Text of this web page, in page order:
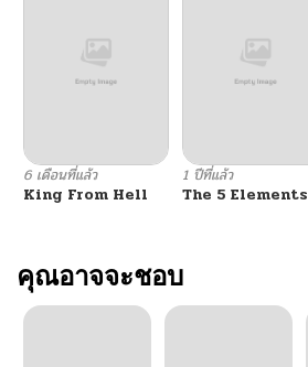
6 เดือนที่แล้ว
King From Hell
1 ปีที่แล้ว
The 5 Elements
คุณอาจจะชอบ